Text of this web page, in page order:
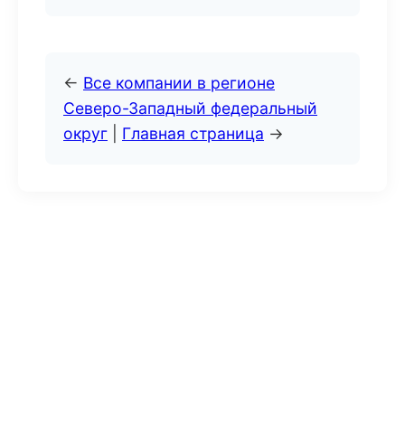
← Все компании в регионе
Северо-Западный федеральный
округ
Главная страница →